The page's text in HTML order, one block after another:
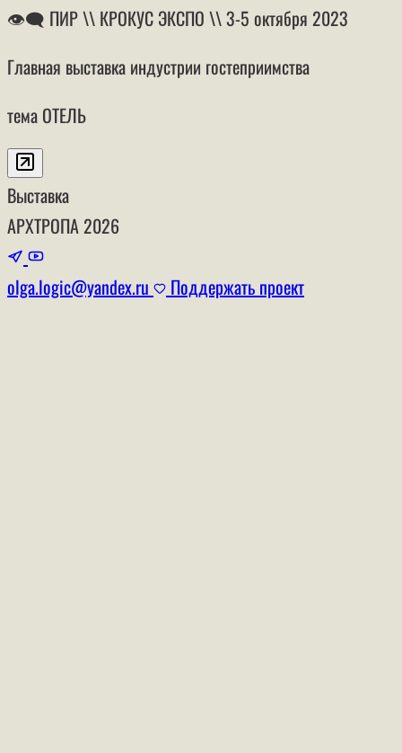
👁‍🗨 ПИР \\ КРОКУС ЭКСПО \\ 3-5 октября 2023
Главная выставка индустрии гостеприимства
тема ОТЕЛЬ
Выставка
АРХТРОПА 2026
olga.logic@yandex.ru Поддержать проект